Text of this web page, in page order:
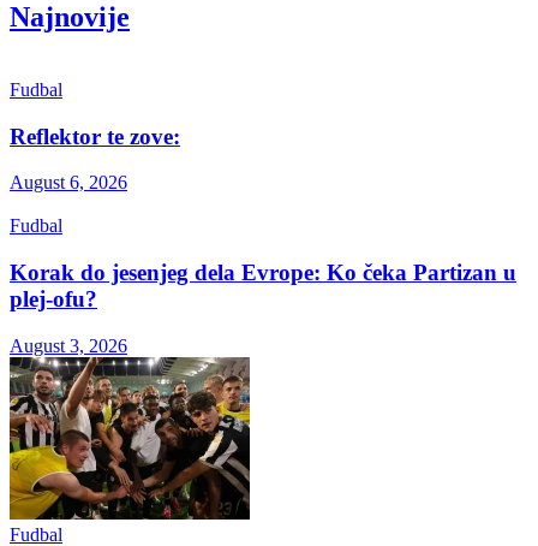
Najnovije
Fudbal
Reflektor te zove:
August 6, 2026
Fudbal
Korak do jesenjeg dela Evrope: Ko čeka Partizan u
plej-ofu?
August 3, 2026
Fudbal